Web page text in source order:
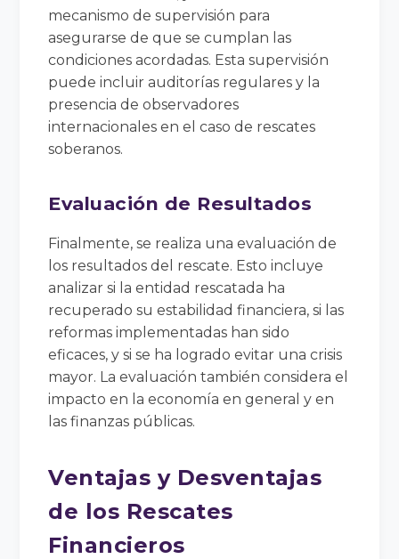
mecanismo de supervisión para
asegurarse de que se cumplan las
condiciones acordadas. Esta supervisión
puede incluir auditorías regulares y la
presencia de observadores
internacionales en el caso de rescates
soberanos.
Evaluación de Resultados
Finalmente, se realiza una evaluación de
los resultados del rescate. Esto incluye
analizar si la entidad rescatada ha
recuperado su estabilidad financiera, si las
reformas implementadas han sido
eficaces, y si se ha logrado evitar una crisis
mayor. La evaluación también considera el
impacto en la economía en general y en
las finanzas públicas.
Ventajas y Desventajas
de los Rescates
Financieros